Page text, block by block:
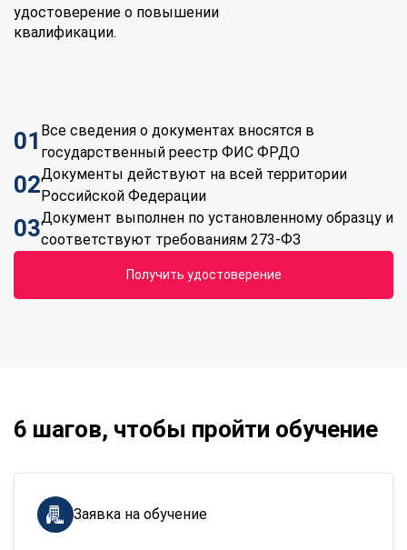
удостоверение о повышении
квалификации.
01 Все сведения о документах вносятся в
государственный реестр ФИС ФРДО
02Документы действуют на всей территории
Российской Федерации
03Документ выполнен по установленному образцу и
соответствуют требованиям 273-ФЗ
Получить удостоверение
6 шагов, чтобы пройти обучение
Заявка на обучение